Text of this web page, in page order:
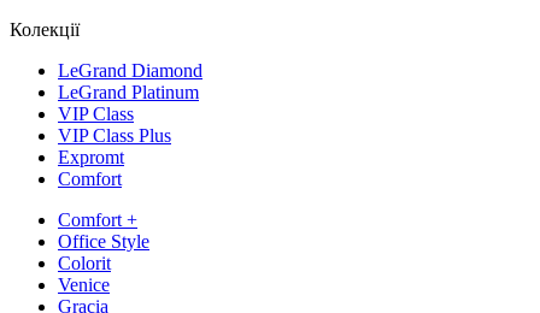
Колекції
LeGrand Diamond
LeGrand Platinum
VIP Class
VIP Class Plus
Expromt
Comfort
Comfort +
Office Style
Colorit
Venice
Gracia